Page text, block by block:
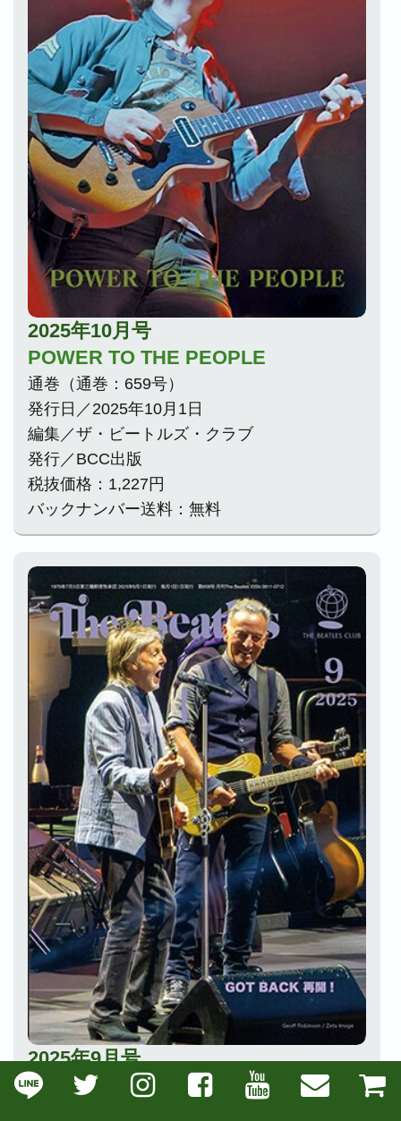
2025年10月号
POWER TO THE PEOPLE
通巻（通巻：659号）
発行日／2025年10月1日
編集／ザ・ビートルズ・クラブ
発行／BCC出版
税抜価格：1,227円
バックナンバー送料：無料
2025年9月号
GOT BACK 再開！